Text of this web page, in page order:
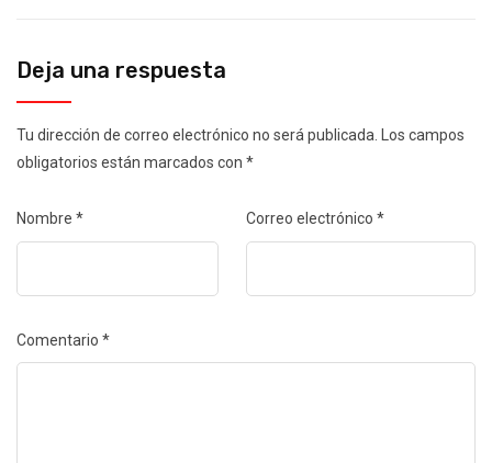
Deja una respuesta
Tu dirección de correo electrónico no será publicada.
Los campos
obligatorios están marcados con *
Nombre * Correo electrónico *
Comentario *